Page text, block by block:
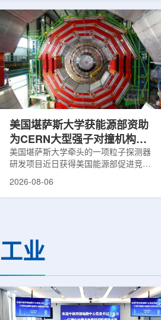
于《自然通讯》。随着计算机芯片尺寸
不断缩小、功率密度持续提高，器件过
热正成为限制性能提升的重要因素。传
统热流测量方法在面对真实电子器件的
多层结构时存在局限，例如常用的时域
热反射法难以区分不同材料层中的热传
输情况，红外成像等方法也难以在微小
尺度上捕捉快速变化。为解决这一问
题...
美国堪萨斯大学获能源部资助
为CERN大型强子对撞机构建
新一代探测器
美国堪萨斯大学牵头的一项粒子探测器
研发项目近日获得美国能源部促进竞争
性研究的既定计划(DOE EPSCoR)资
萨斯大学物理与天文系教授迈克尔·默里
和堪萨斯大学杰出教授克里斯托夫·罗永
2026-08-06
工业